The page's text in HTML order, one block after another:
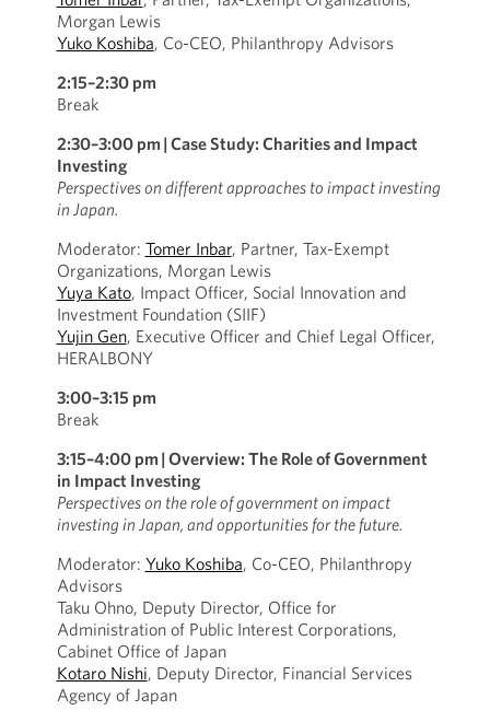
Morgan Lewis
Yuko Koshiba, Co-CEO, Philanthropy Advisors
2:15–2:30 pm
Break
2:30–3:00 pm | Case Study: Charities and Impact
Investing
Perspectives on different approaches to impact investing
in Japan.
Moderator: Tomer Inbar, Partner, Tax-Exempt
Organizations, Morgan Lewis
Yuya Kato, Impact Officer, Social Innovation and
Investment Foundation (SIIF)
Yujin Gen, Executive Officer and Chief Legal Officer,
HERALBONY
3:00–3:15 pm
Break
3:15–4:00 pm | Overview: The Role of Government
in Impact Investing
Perspectives on the role of government on impact
investing in Japan, and opportunities for the future.
Moderator: Yuko Koshiba, Co-CEO, Philanthropy
Advisors
Taku Ohno, Deputy Director, Office for
Administration of Public Interest Corporations,
Cabinet Office of Japan
Kotaro Nishi, Deputy Director, Financial Services
Agency of Japan